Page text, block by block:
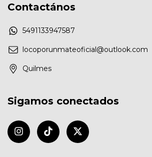
Contactános
5491133947587
locoporunmateoficial@outlook.com
Quilmes
Sigamos conectados